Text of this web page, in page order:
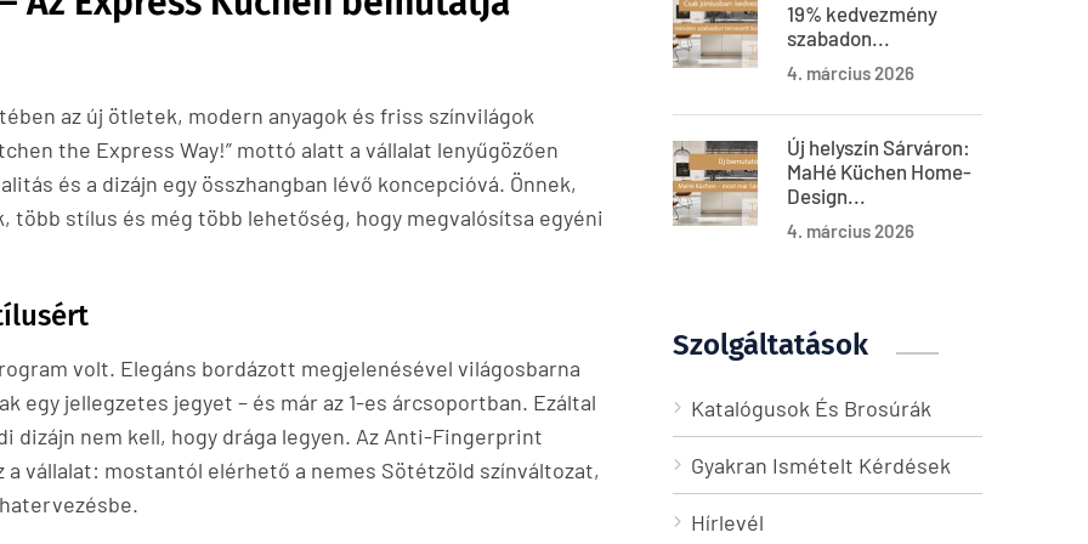
az új ötletek, modern anyagok és friss színvilágok
the Express Way!” mottó alatt a vállalat lenyűgözően
és a dizájn egy összhangban lévő koncepcióvá. Önnek,
több stílus és még több lehetőség, hogy megvalósítsa egyéni
volt. Elegáns bordázott megjelenésével világosbarna
egy jellegzetes jegyet – és már az 1-es árcsoportban. Ezáltal
dizájn nem kell, hogy drága legyen. Az Anti-Fingerprint
a vállalat: mostantól elérhető a nemes Sötétzöld színváltozat,
19% kedvezmény
szabadon...
4. március 2026
Új helyszín Sárváron:
MaHé Küchen Home-
Design...
4. március 2026
Szolgáltatások
Katalógusok És Brosúrák
Gyakran Ismételt Kérdések
Hírlevél